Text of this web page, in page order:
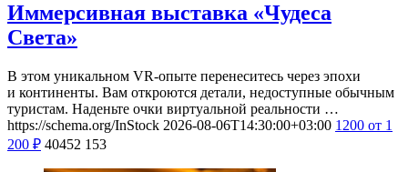
Иммерсивная выставка «Чудеса
Света»
В этом уникальном VR-опыте перенеситесь через эпохи
и континенты. Вам откроются детали, недоступные обычным
туристам. Наденьте очки виртуальной реальности …
https://schema.org/InStock 2026-08-06T14:30:00+03:00 1200 от 1
200 ₽ 40452 153